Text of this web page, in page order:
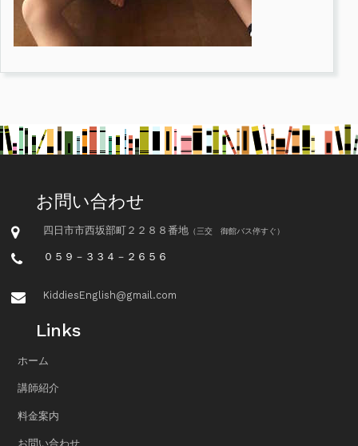
お問い合わせ
四日市市西坂部町２２８８番地（三交 御館バス停すぐ）
０５９－３３４－２６５６
KiddiesEnglish@gmail.com
Links
ホーム
講師紹介
料金案内
お問い合わせ